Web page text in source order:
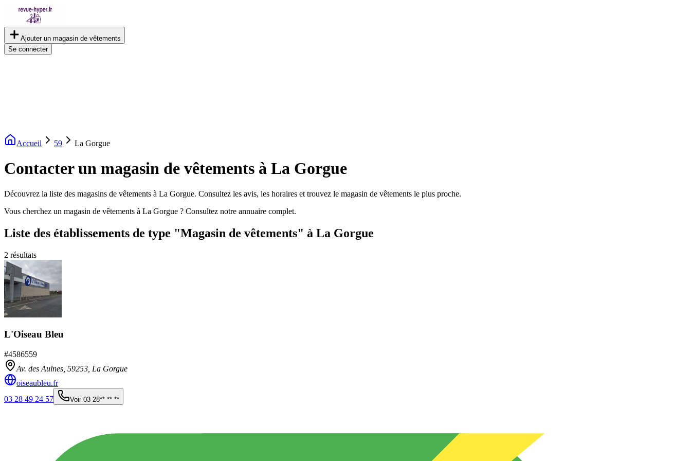
Ajouter un magasin de vêtements
Se connecter
Accueil 59 La Gorgue
Contacter un magasin de vêtements à La Gorgue
Découvrez la liste des magasins de vêtements à La Gorgue. Consultez les avis, les horaires et trouvez le magasin de vêtements le plus proche.
Vous cherchez un magasin de vêtements à La Gorgue ? Consultez notre annuaire complet.
Liste des établissements de type "Magasin de vêtements" à La Gorgue
2 résultats
L'Oiseau Bleu
#4586559
Av. des Aulnes, 59253 La Gorgue
oiseaubleu.fr
03 28 49 24 57
Voir 03 28** ** **